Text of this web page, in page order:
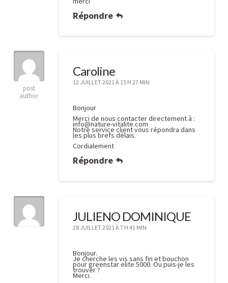
Répondre
post
author
Caroline
12 JUILLET 2021 À 15 H 27 MIN
Bonjour
Merci de nous contacter directement à :
info@nature-vitalite.com
Notre service client vous répondra dans
les plus brefs délais.
Cordialement
Répondre
JULIENO DOMINIQUE
28 JUILLET 2021 À 7 H 41 MIN
Bonjour.
Je cherche les vis sans fin et bouchon
pour greenstar elite 5000. Ou puis-je les
trouver ?
Merci.